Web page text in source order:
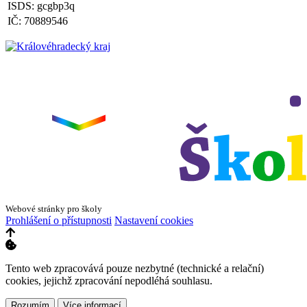
ISDS: gcgbp3q
IČ: 70889546
Webové stránky pro školy
Prohlášení o přístupnosti Nastavení cookies
Tento web zpracovává pouze nezbytné (technické a relační)
cookies, jejichž zpracování nepodléhá souhlasu.